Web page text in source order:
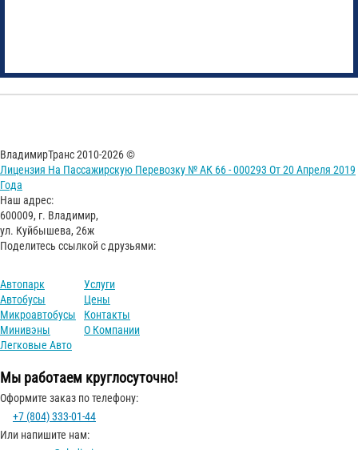
ВладимирТранс 2010-2026 ©
Лицензия На Пассажирскую Перевозку № АК 66 - 000293 От 20 Апреля 2019
Года
Наш адрес:
600009, г. Владимир,
ул. Куйбышева, 26ж
Поделитесь ссылкой с друзьями:
Автопарк
Автобусы
Микроавтобусы
Минивэны
Легковые Авто
Услуги
Цены
Контакты
О Компании
Мы работаем круглосуточно!
Оформите заказ по телефону:
+7 (804) 333-01-44
Или напишите нам: